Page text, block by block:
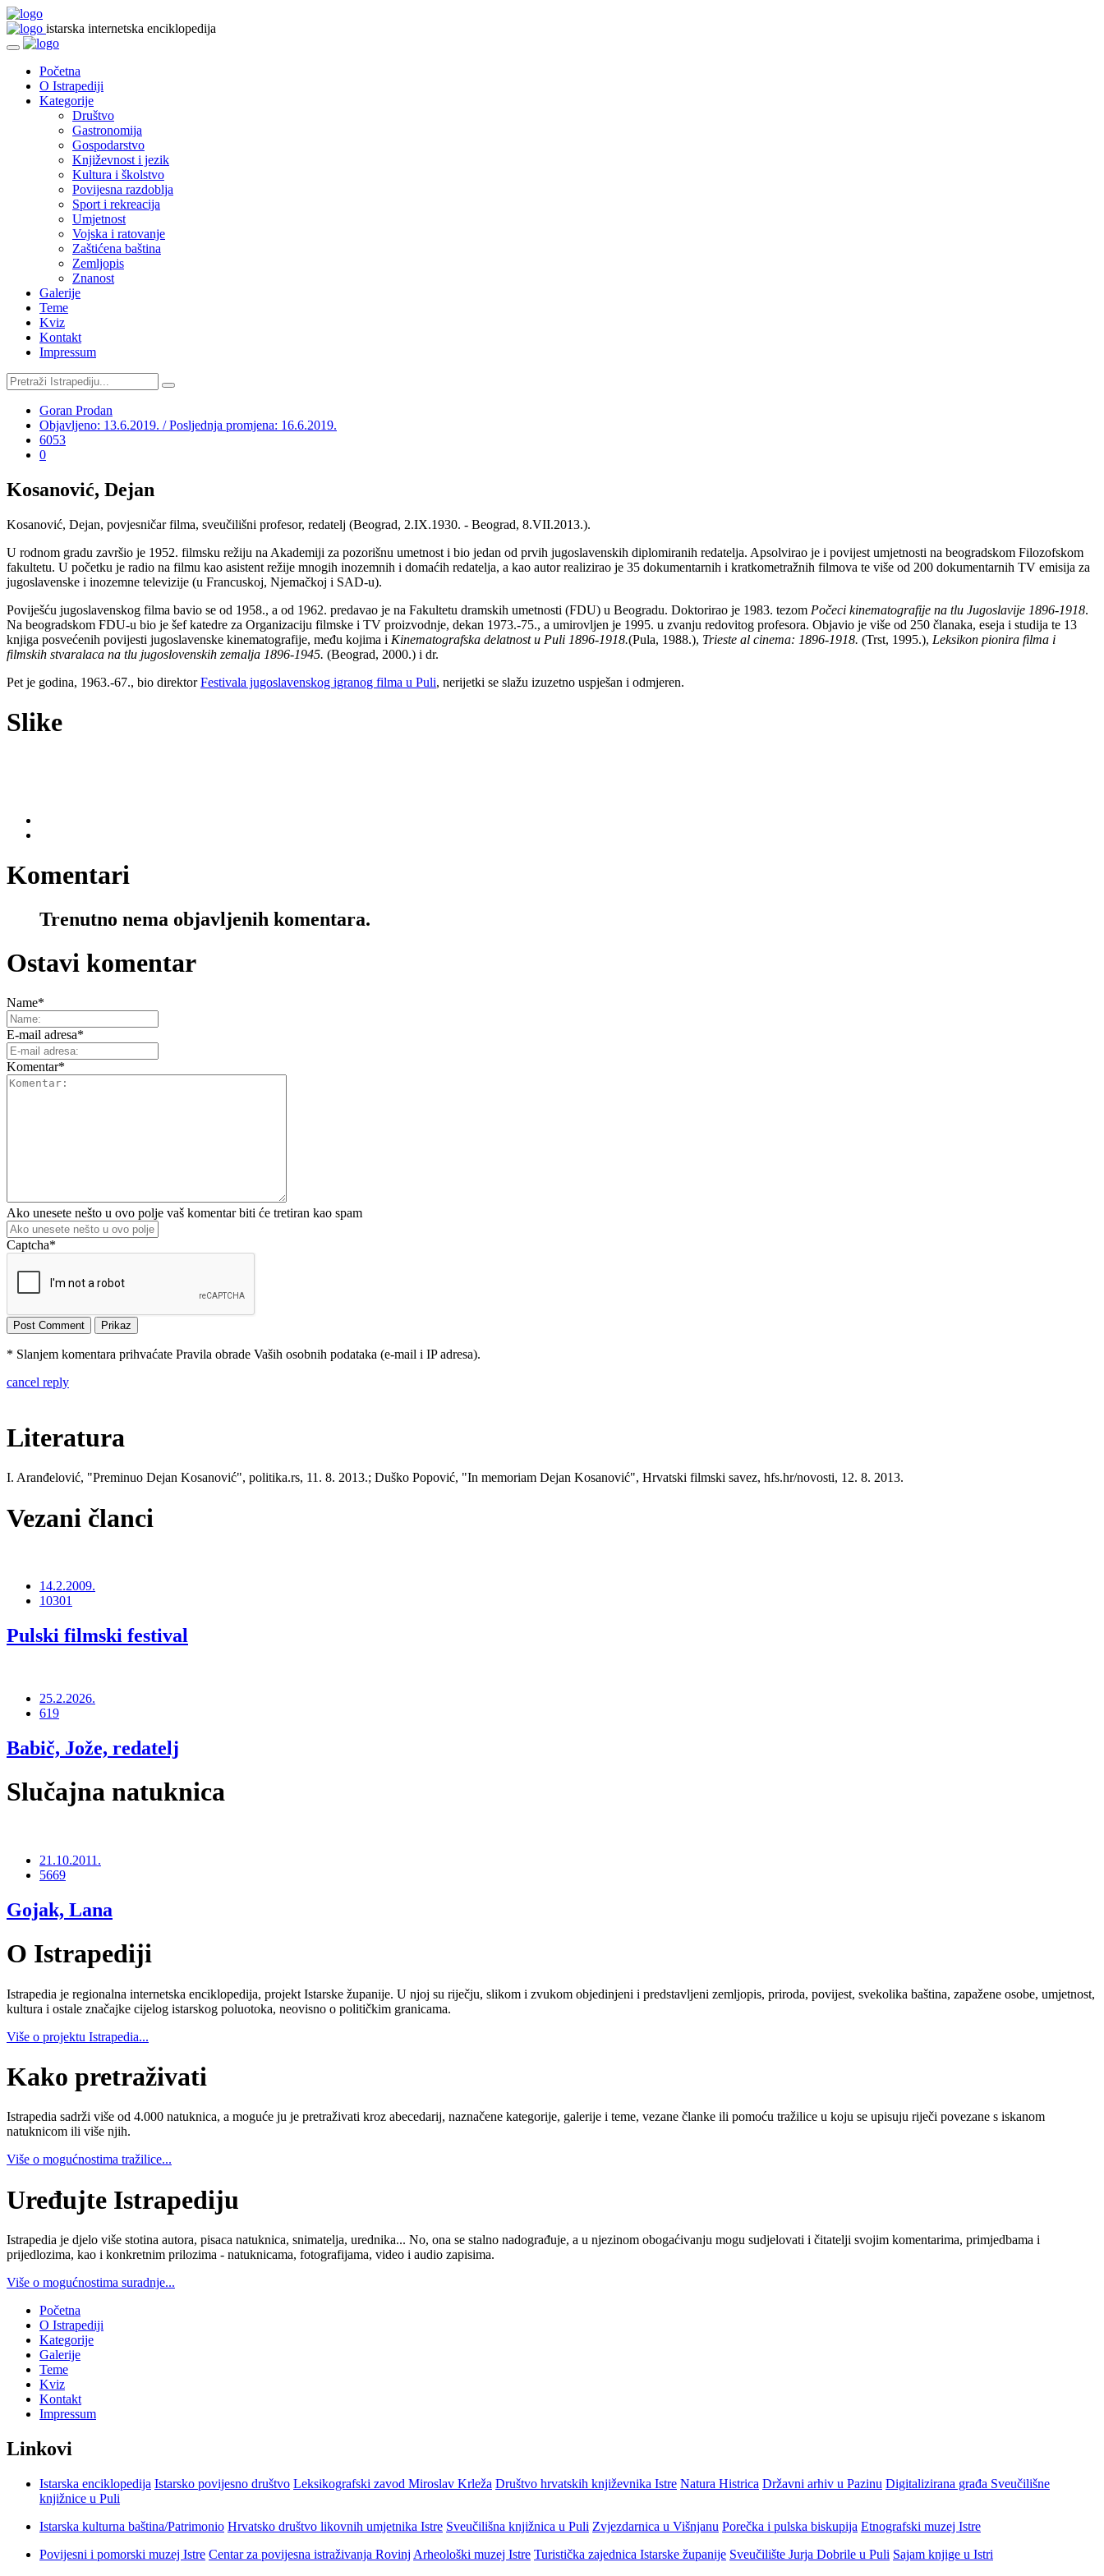
istarska internetska enciklopedija
Početna
O Istrapediji
Kategorije
Društvo
Gastronomija
Gospodarstvo
Književnost i jezik
Kultura i školstvo
Povijesna razdoblja
Sport i rekreacija
Umjetnost
Vojska i ratovanje
Zaštićena baština
Zemljopis
Znanost
Galerije
Teme
Kviz
Kontakt
Impressum
Goran Prodan
Objavljeno: 13.6.2019. / Posljednja promjena: 16.6.2019.
6053
0
Kosanović, Dejan
Kosanović, Dejan, povjesničar filma, sveučilišni profesor, redatelj (Beograd, 2.IX.1930. - Beograd, 8.VII.2013.).
U rodnom gradu završio je 1952. filmsku režiju na Akademiji za pozorišnu umetnost i bio jedan od prvih jugoslavenskih diplomiranih redatelja. Apsolvirao je i povijest umjetnosti na beogradskom Filozofskom
fakultetu. U početku je radio na filmu kao asistent režije mnogih inozemnih i domaćih redatelja, a kao autor realizirao je 35 dokumentarnih i kratkometražnih filmova te više od 200 dokumentarnih TV emisija za
jugoslavenske i inozemne televizije (u Francuskoj, Njemačkoj i SAD-u).
Poviješću jugoslavenskog filma bavio se od 1958., a od 1962. predavao je na Fakultetu dramskih umetnosti (FDU) u Beogradu. Doktorirao je 1983. tezom Počeci kinematografije na tlu Jugoslavije 1896-1918.
Na beogradskom FDU-u bio je šef katedre za Organizaciju filmske i TV proizvodnje, dekan 1973.-75., a umirovljen je 1995. u zvanju redovitog profesora. Objavio je više od 250 članaka, eseja i studija te 13
knjiga posvećenih povijesti jugoslavenske kinematografije, među kojima i Kinematografska delatnost u Puli 1896-1918.(Pula, 1988.), Trieste al cinema: 1896-1918. (Trst, 1995.), Leksikon pionira filma i
filmskih stvaralaca na tlu jugoslovenskih zemalja 1896-1945. (Beograd, 2000.) i dr.
Pet je godina, 1963.-67., bio direktorFestivala jugoslavenskog igranog filma u Puli, nerijetki se slažu izuzetno uspješan i odmjeren.
Slike
Komentari
Trenutno nema objavljenih komentara.
Ostavi komentar
Name*
E-mail adresa*
Komentar*
Ako unesete nešto u ovo polje vaš komentar biti će tretiran kao spam
Captcha*
* Slanjem komentara prihvaćate Pravila obrade Vaših osobnih podataka (e-mail i IP adresa).
cancel reply
Literatura
I. Aranđelović, "Preminuo Dejan Kosanović", politika.rs, 11. 8. 2013.; Duško Popović, "In memoriam Dejan Kosanović", Hrvatski filmski savez, hfs.hr/novosti, 12. 8. 2013.
Vezani članci
14.2.2009.
10301
Pulski filmski festival
25.2.2026.
619
Babič, Jože, redatelj
Slučajna natuknica
21.10.2011.
5669
Gojak, Lana
O Istrapediji
Istrapedia je regionalna internetska enciklopedija, projekt Istarske županije. U njoj su riječju, slikom i zvukom objedinjeni i predstavljeni zemljopis, priroda, povijest, svekolika baština, zapažene osobe, umjetnost,
kultura i ostale značajke cijelog istarskog poluotoka, neovisno o političkim granicama.
Više o projektu Istrapedia...
Kako pretraživati
Istrapedia sadrži više od 4.000 natuknica, a moguće ju je pretraživati kroz abecedarij, naznačene kategorije, galerije i teme, vezane članke ili pomoću tražilice u koju se upisuju riječi povezane s iskanom
natuknicom ili više njih.
Više o mogućnostima tražilice...
Uređujte Istrapediju
Istrapedia je djelo više stotina autora, pisaca natuknica, snimatelja, urednika... No, ona se stalno nadograđuje, a u njezinom obogaćivanju mogu sudjelovati i čitatelji svojim komentarima, primjedbama i
prijedlozima, kao i konkretnim prilozima - natuknicama, fotografijama, video i audio zapisima.
Više o mogućnostima suradnje...
Početna
O Istrapediji
Kategorije
Galerije
Teme
Kviz
Kontakt
Impressum
Linkovi
Istarska enciklopedija Istarsko povijesno društvo Leksikografski zavod Miroslav Krleža Društvo hrvatskih književnika Istre Natura Histrica Državni arhiv u Pazinu Digitalizirana građa Sveučilišne
knjižnice u Puli
Istarska kulturna baština/Patrimonio Hrvatsko društvo likovnih umjetnika Istre Sveučilišna knjižnica u Puli Zvjezdarnica u Višnjanu Porečka i pulska biskupija Etnografski muzej Istre
Povijesni i pomorski muzej Istre Centar za povijesna istraživanja Rovinj Arheološki muzej Istre Turistička zajednica Istarske županije Sveučilište Jurja Dobrile u Puli Sajam knjige u Istri